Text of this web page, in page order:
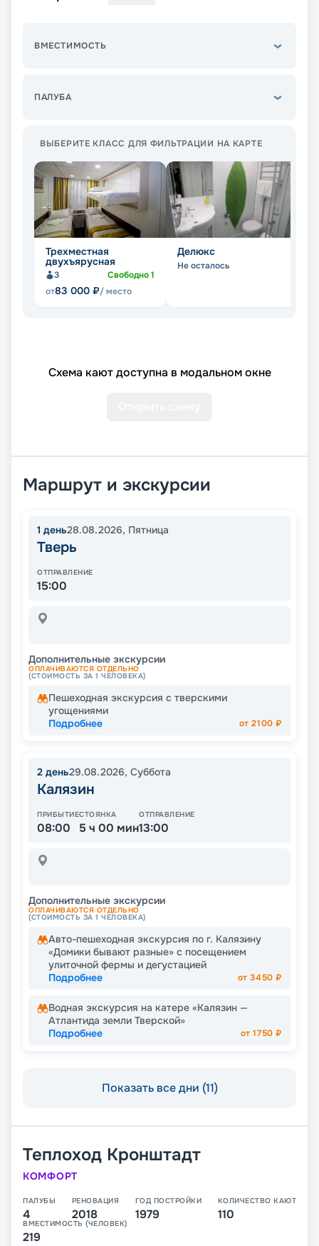
ВМЕСТИМОСТЬ
ПАЛУБА
ВЫБЕРИТЕ КЛАСС ДЛЯ ФИЛЬТРАЦИИ НА КАРТЕ
Трехместная
двухъярусная
3 Свободно1
от83 000 ₽/ место
Делюкс
Не осталось
Схема кают доступна в модальном окне
Маршрут и экскурсии
1 день28.08.2026, Пятница
Тверь
ОТПРАВЛЕНИЕ
15:00
Дополнительные экскурсии
ОПЛАЧИВАЮТСЯ ОТДЕЛЬНО
(СТОИМОСТЬ ЗА 1 ЧЕЛОВЕКА)
Пешеходная экскурсия с тверскими
угощениями
Подробнее
от2100 ₽
2 день29.08.2026, Суббота
Калязин
ПРИБЫТИЕ
08:00
СТОЯНКА
5 ч 00 мин
ОТПРАВЛЕНИЕ
13:00
Дополнительные экскурсии
ОПЛАЧИВАЮТСЯ ОТДЕЛЬНО
(СТОИМОСТЬ ЗА 1 ЧЕЛОВЕКА)
Авто-пешеходная экскурсия по г. Калязину
«Домики бывают разные» с посещением
улиточной фермы и дегустацией
Подробнее
от3450 ₽
Водная экскурсия на катере «Калязин —
Атлантида земли Тверской»
Подробнее
от1750 ₽
Показать все дни (11)
Теплоход Кронштадт
КОМФОРТ
ПАЛУБЫ
4
РЕНОВАЦИЯ
2018
ГОД ПОСТРОЙКИ
1979
КОЛИЧЕСТВО КАЮТ
110
ВМЕСТИМОСТЬ (ЧЕЛОВЕК)
219